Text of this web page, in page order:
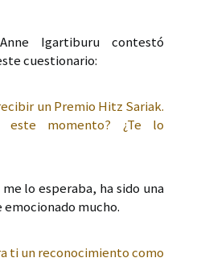
Igartiburu contestó
cuestionario:
un Premio Hitz Sariak.
este momento? ¿Te lo
lo esperaba, ha sido una
emocionado mucho.
ti un reconocimiento como